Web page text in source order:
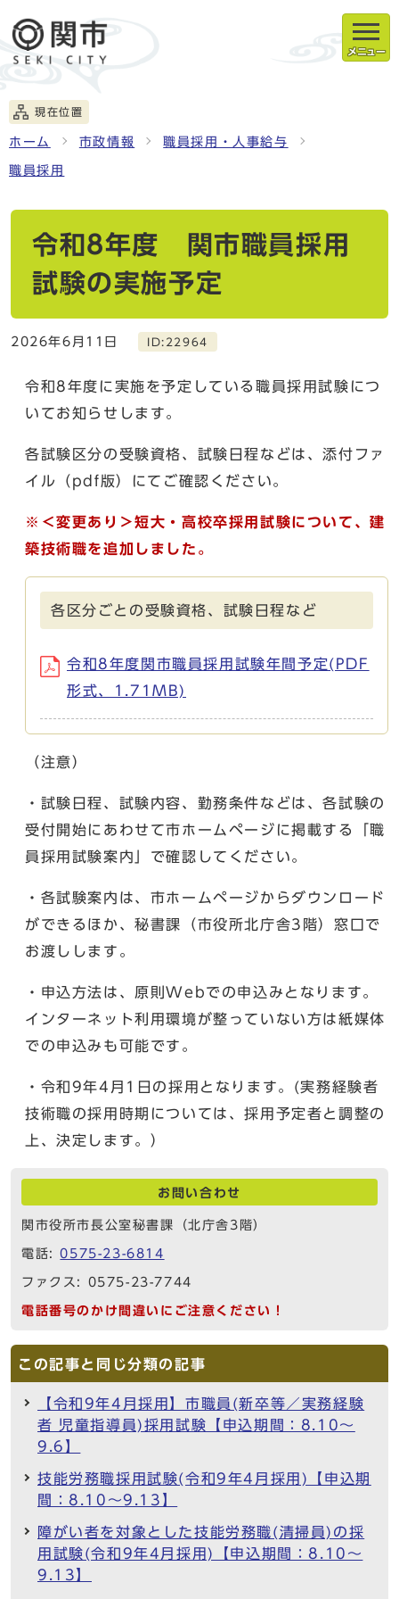
メニュー
現在位置
ホーム 市政情報 職員採用・人事給与
職員採用
令和8年度 関市職員採用
試験の実施予定
2026年6月11日 ID:22964
令和8年度に実施を予定している職員採用試験につ
いてお知らせします。
各試験区分の受験資格、試験日程などは、添付ファ
イル（pdf版）にてご確認ください。
※＜変更あり＞短大・高校卒採用試験について、建
築技術職を追加しました。
各区分ごとの受験資格、試験日程など
令和8年度関市職員採用試験年間予定(PDF
形式、1.71MB)
（注意）
・試験日程、試験内容、勤務条件などは、各試験の
受付開始にあわせて市ホームページに掲載する「職
員採用試験案内」で確認してください。
・各試験案内は、市ホームページからダウンロード
ができるほか、秘書課（市役所北庁舎3階）窓口で
お渡しします。
・申込方法は、原則Webでの申込みとなります。
インターネット利用環境が整っていない方は紙媒体
での申込みも可能です。
・令和9年4月1日の採用となります。(実務経験者
技術職の採用時期については、採用予定者と調整の
上、決定します。）
お問い合わせ
関市役所市長公室秘書課（北庁舎3階）
電話:0575-23-6814
ファクス: 0575-23-7744
電話番号のかけ間違いにご注意ください！
この記事と同じ分類の記事
【令和9年4月採用】市職員(新卒等／実務経験
者 児童指導員)採用試験【申込期間：8.10～
9.6】
技能労務職採用試験(令和9年4月採用)【申込期
間：8.10～9.13】
障がい者を対象とした技能労務職(清掃員)の採
用試験(令和9年4月採用)【申込期間：8.10～
9.13】